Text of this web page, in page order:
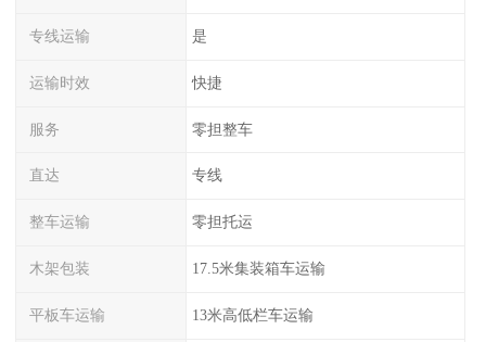
专线运输 是
运输时效 快捷
服务 零担整车
直达 专线
整车运输 零担托运
木架包装 17.5米集装箱车运输
平板车运输 13米高低栏车运输